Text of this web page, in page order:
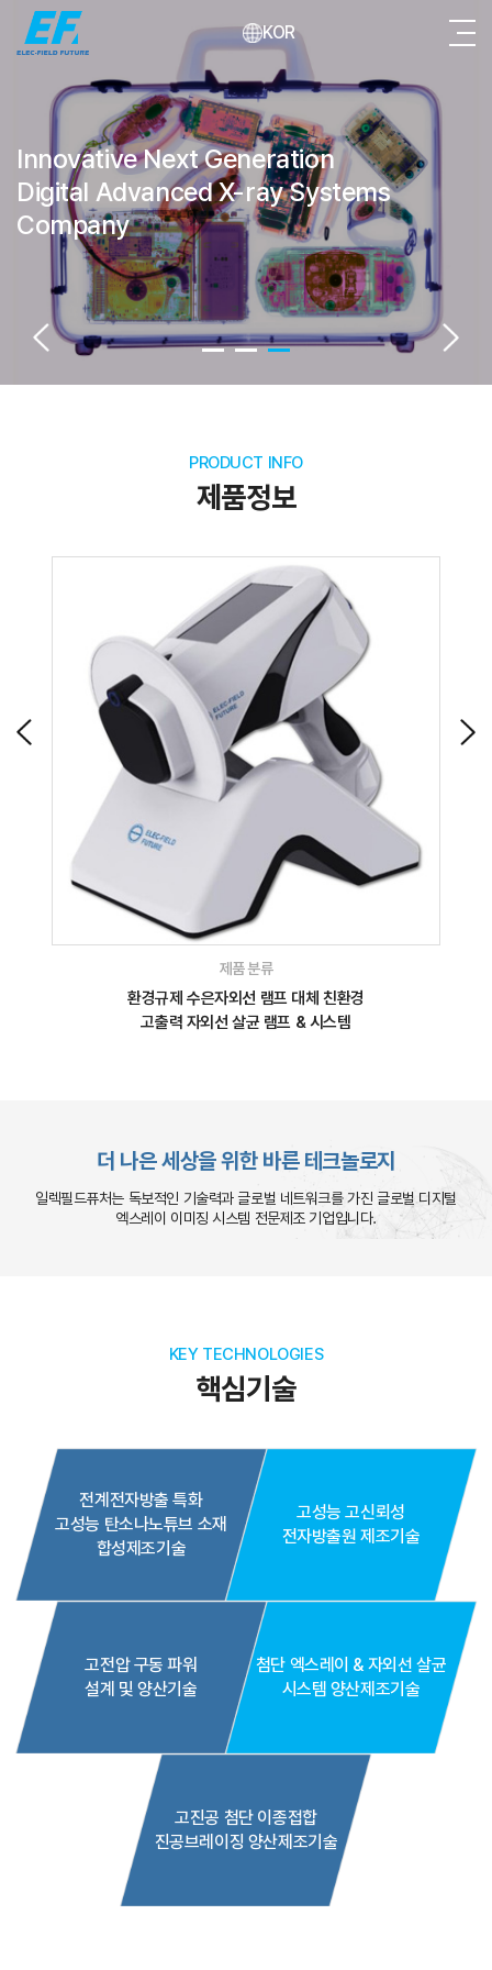
KOR
Innovative Next Generation
Digital Advanced X-ray Systems
Company
PRODUCT INFO
제품정보
제품 분류
환경규제 수은자외선 램프 대체 친환경
고출력 자외선 살균 램프 & 시스템
더 나은 세상을 위한 바른 테크놀로지
일렉필드퓨처는 독보적인 기술력과 글로벌 네트워크를 가진 글로벌 디지털
엑스레이 이미징 시스템 전문제조 기업입니다.
KEY TECHNOLOGIES
핵심기술
전계전자방출 특화
고성능 탄소나노튜브 소재
합성제조기술
고성능 고신뢰성
전자방출원 제조기술
고전압 구동 파워
설계 및 양산기술
첨단 엑스레이 & 자외선 살균
시스템 양산제조기술
고진공 첨단 이종접합
진공브레이징 양산제조기술